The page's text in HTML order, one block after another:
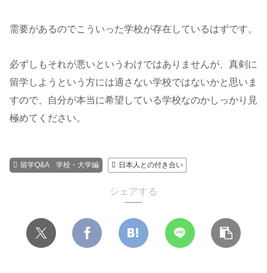
需要があるのでこういった学校が存在しているはずです。
必ずしもそれが悪いというわけではありませんが、真剣に
留学しようという方には適さない学校ではないかと思いま
すので、自分が本当に希望している学校なのかしっかり見
極めてください。
留学Q&A 学校・大学編 日本人との付き合い
シェアする